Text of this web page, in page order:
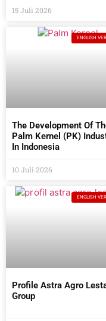
15 Juli 2026
ENGLISH
The Development Of
Palm Kernel (PK)
In Indonesia
10 Juli 2026
ENGLISH
Profile Astra Agro
Group